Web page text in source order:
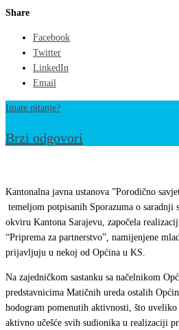
Share
Facebook
Twitter
LinkedIn
Email
Imate pitanje?
Brzi odgovori
sastanak
između
KJU
”Porodično
i
predstavnika
devet
Kantonalna javna ustanova ”Porodično
temeljom potpisanih Sporazuma o saradnji
okviru Kantona Sarajevu, započela
“Priprema za partnerstvo”, namijenjene
prijavljuju u nekoj od Općina u KS.
Na zajedničkom sastanku sa načelnikom
predstavnicima Matičnih ureda ostalih
hodogram pomenutih aktivnosti, što
aktivno učešće svih sudionika u realizaciji